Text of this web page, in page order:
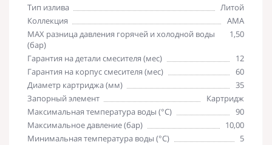
Тип излива
Литой
Коллекция
AMA
MAX разница давления горячей и холодной воды
(бар)
1,50
Гарантия на детали смесителя (мес)
12
Гарантия на корпус смесителя (мес)
60
Диаметр картриджа (мм)
35
Запорный элемент
Картридж
Максимальная температура воды (°C)
90
Максимальное давление (бар)
10,00
Минимальная температура воды (°C)
5